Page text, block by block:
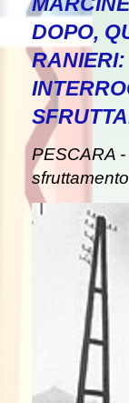
DOPO,
RANIERI:
PESCARA